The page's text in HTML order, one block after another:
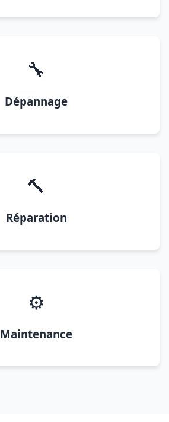
🔧
Dépannage
🔨
Réparation
⚙️
Maintenance